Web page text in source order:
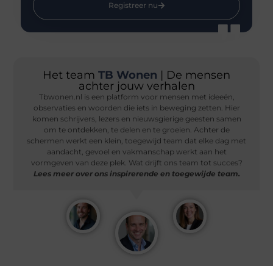
Registreer nu
Het team TB Wonen | De mensen
achter jouw verhalen
Tbwonen.nl is een platform voor mensen met ideeën,
observaties en woorden die iets in beweging zetten. Hier
komen schrijvers, lezers en nieuwsgierige geesten samen
om te ontdekken, te delen en te groeien. Achter de
schermen werkt een klein, toegewijd team dat elke dag met
aandacht, gevoel en vakmanschap werkt aan het
vormgeven van deze plek. Wat drijft ons team tot succes?
Lees meer over ons inspirerende en toegewijde team.